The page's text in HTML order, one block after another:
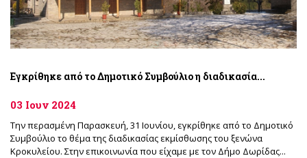
Εγκρίθηκε από το Δημοτικό Συμβούλιο η διαδικασία...
03 Ιουν 2024
Την περασμένη Παρασκευή, 31 Ιουνίου, εγκρίθηκε από το Δημοτικό
Συμβούλιο το θέμα της διαδικασίας εκμίσθωσης του ξενώνα
Κροκυλείου. Στην επικοινωνία που είχαμε με τον Δήμο Δωρίδας...